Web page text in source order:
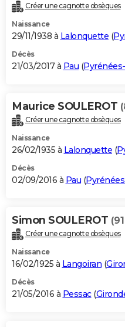
Créer une cagnotte obsèques
Naissance
29/11/1938 à Lalonquette (
Décès
21/03/2017 à Pau (
Maurice SOULEROT
Créer une cagnotte obsèques
Naissance
26/02/1935 à Lalonquette (
Décès
02/09/2016 à Pau (
Simon SOULEROT
Créer une cagnotte obsèques
Naissance
16/02/1925 à Langoiran (
Décès
21/05/2016 à Pessac(